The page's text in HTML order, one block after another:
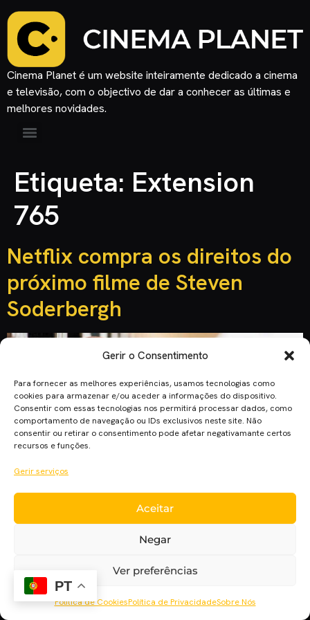
Gerir o Consentimento
Para fornecer as melhores experiências, usamos tecnologias como
cookies para armazenar e/ou aceder a informações do dispositivo.
Consentir com essas tecnologias nos permitirá processar dados, como
comportamento de navegação ou IDs exclusivos neste site. Não
consentir ou retirar o consentimento pode afetar negativamante certos
recursos e funções.
Gerir serviços
Aceitar
Negar
Ver preferências
Política de CookiesPolítica de PrivacidadeSobre Nós
Cinema Planet é um website inteiramente dedicado a cinema
e televisão, com o objectivo de dar a conhecer as últimas e
melhores novidades.
Etiqueta: Extension
765
Netflix compra os direitos do
próximo filme de Steven
Soderbergh
Juntamente com Alfonso Cuarón e Paul Greengrass, Steven
serviço de streaming. “High Flying Bird” é o próximo filme do
basquetebol que segue um agente de desporto que insere
um cliente novato num acordo de negócios controverso […]
PT